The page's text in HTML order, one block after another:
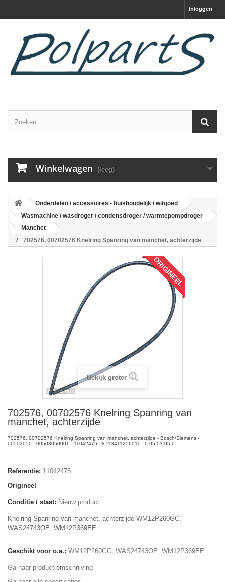
Inloggen
Winkelwagen (leeg)
Onderdelen / accessoires - huishoudelijk / witgoed
Wasmachine / wasdroger / condensdroger / warmtepompdroger
Manchet
702576, 00702576 Knelring Spanring van manchet, achterzijde
ORIGINEEL
Bekijk groter
702576, 00702576 Knelring Spanring van
manchet, achterzijde
702576, 00702576 Knelring Spanring van manchet, achterzijde - Bosch/Siemens -
00503050 - 00503050001 - 11042475 - 8713411256011 - 0.05.03.05-0
Referentie: 11042475
Origineel
Conditie / staat: Nieuw product
Knelring Spanring van manchet, achterzijde WM12P260GC,
WAS24743OE, WM12P369EE
Geschikt voor o.a.: WM12P260GC, WAS24743OE, WM12P369EE
Ga naar product omschrijving